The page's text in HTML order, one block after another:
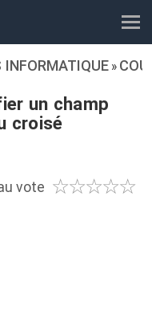
INFORMATIQUE »
un champ
croisé
vote ☆☆☆☆☆
★★★★★